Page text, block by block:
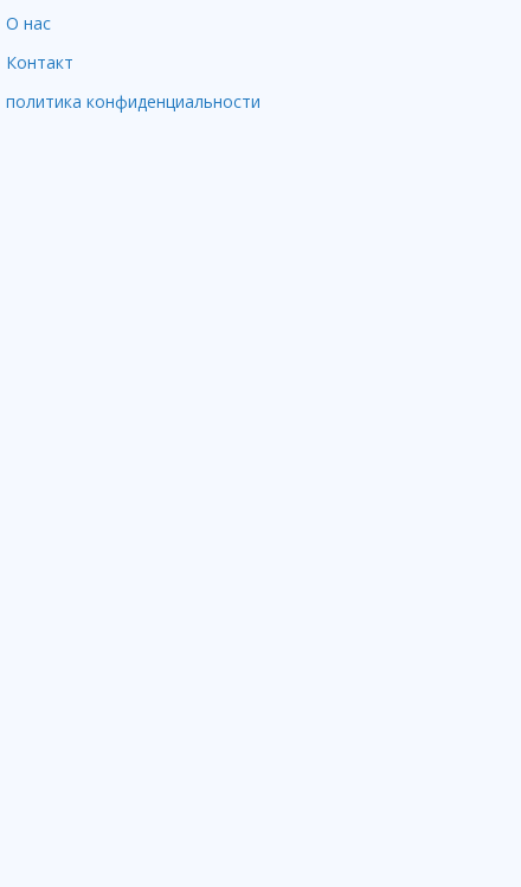
О нас
Контакт
политика конфиденциальности